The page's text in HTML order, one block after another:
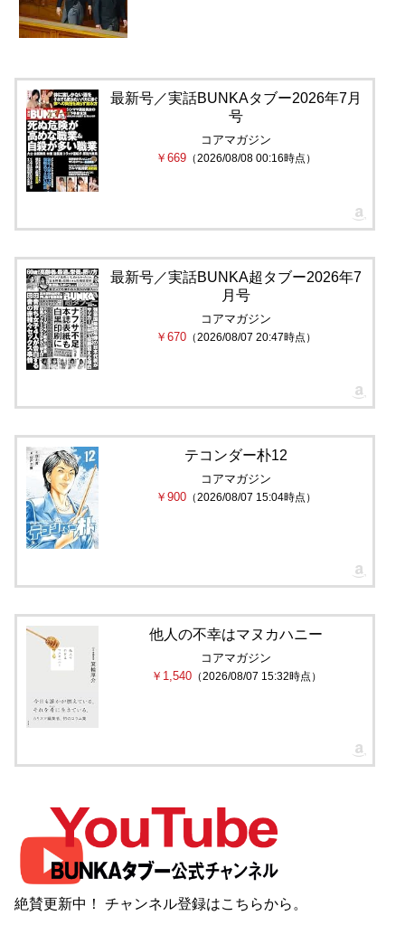
最新号／実話BUNKAタブー2026年7月
号
コアマガジン
￥669 （2026/08/08 00:16時点）
最新号／実話BUNKA超タブー2026年7
月号
コアマガジン
￥670 （2026/08/07 20:47時点）
テコンダー朴12
コアマガジン
￥900 （2026/08/07 15:04時点）
他人の不幸はマヌカハニー
コアマガジン
￥1,540（2026/08/07 15:32時点）
絶賛更新中！ チャンネル登録はこちらから。